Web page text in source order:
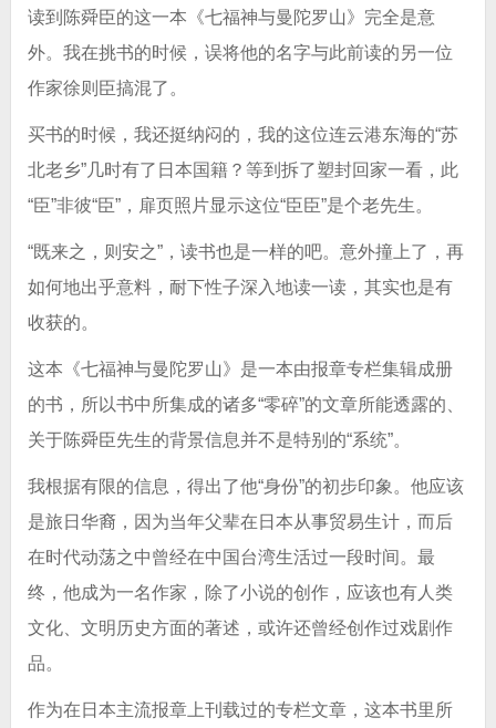
读到陈舜臣的这一本《七福神与曼陀罗山》完全是意
外。我在挑书的时候，误将他的名字与此前读的另一位
作家徐则臣搞混了。
买书的时候，我还挺纳闷的，我的这位连云港东海的“苏
北老乡”几时有了日本国籍？等到拆了塑封回家一看，此
“臣”非彼“臣”，扉页照片显示这位“臣臣”是个老先生。
“既来之，则安之”，读书也是一样的吧。意外撞上了，再
如何地出乎意料，耐下性子深入地读一读，其实也是有
收获的。
这本《七福神与曼陀罗山》是一本由报章专栏集辑成册
的书，所以书中所集成的诸多“零碎”的文章所能透露的、
关于陈舜臣先生的背景信息并不是特别的“系统”。
我根据有限的信息，得出了他“身份”的初步印象。他应该
是旅日华裔，因为当年父辈在日本从事贸易生计，而后
在时代动荡之中曾经在中国台湾生活过一段时间。最
终，他成为一名作家，除了小说的创作，应该也有人类
文化、文明历史方面的著述，或许还曾经创作过戏剧作
品。
作为在日本主流报章上刊载过的专栏文章，这本书里所